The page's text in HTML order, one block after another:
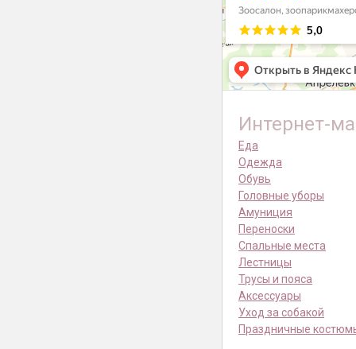
Интернет-
Еда
Одежда
Обувь
Головные уборы
Амуниция
Переноски
Спальные места
Лестницы
Трусы и пояса
Аксессуары
Уход за собакой
Праздничные